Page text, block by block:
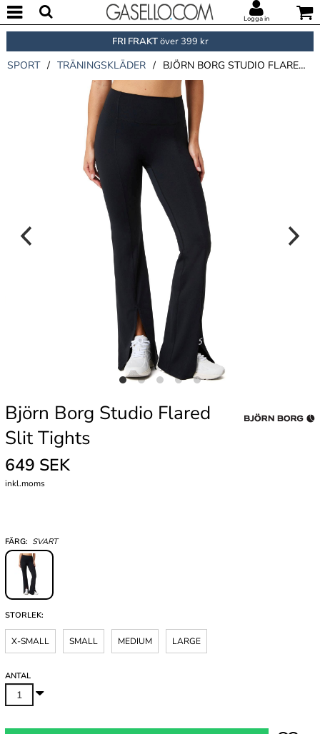
Logga in
FRI FRAKTöver 399 kr
SPORT / TRÄNINGSKLÄDER / BJÖRN BORG STUDIO FLARED SLIT TIGHTS
Björn Borg Studio Flared
Slit Tights
649 SEK
inkl.moms
FÄRG: SVART
STORLEK:
X-SMALL SMALL MEDIUM LARGE
ANTAL